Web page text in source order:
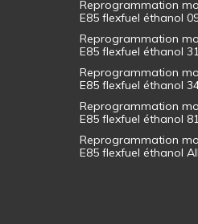
Reprogrammation
E85 flexfuel éthanol
Reprogrammation
E85 flexfuel éthanol
Reprogrammation
E85 flexfuel éthanol
Reprogrammation
E85 flexfuel éthanol
Reprogrammation
E85 flexfuel éthanol